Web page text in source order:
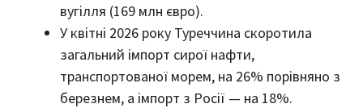
вугілля (169 млн євро).
У квітні 2026 року Туреччина скоротила
загальний імпорт сирої нафти,
транспортованої морем, на 26% порівняно з
березнем, а імпорт з Росії — на 18%.